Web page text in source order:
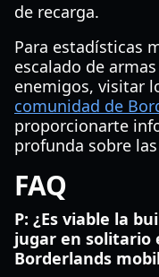
de recarga.
Para estadísticas
escalado de
enemigos, visitar
comunidad de
proporcionarte
profunda sobre
FAQ
P: ¿Es viable la
jugar en solitario
Borderlands